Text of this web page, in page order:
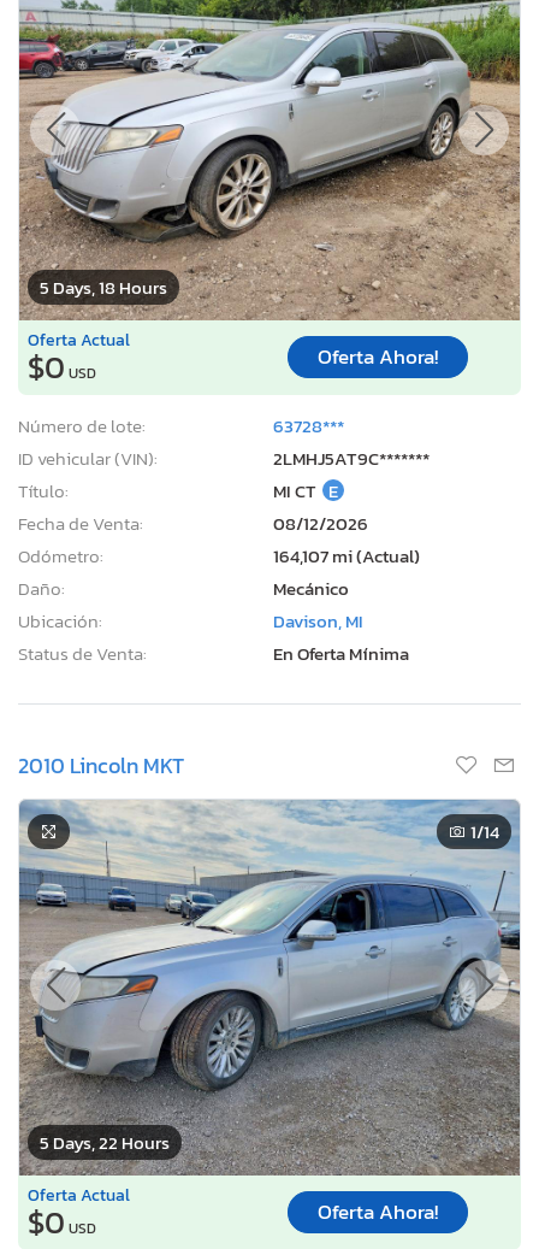
5 Days, 18 Hours
Oferta Actual
$0 USD
Oferta Ahora!
Número de lote:
63728***
ID vehicular (VIN):
2LMHJ5AT9C*******
Título:
MI CT E
Fecha de Venta:
08/12/2026
Odómetro:
164,107 mi (Actual)
Daño:
Mecánico
Ubicación:
Davison, MI
Status de Venta:
En Oferta Mínima
2010 Lincoln MKT
5 Days, 22 Hours
1/14
Oferta Actual
$0 USD
Oferta Ahora!